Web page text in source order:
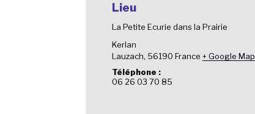
Lieu
La Petite Ecurie dans la Prairie
Kerlan
Lauzach, 56190 France + Google Map
Téléphone :
06 26 03 70 85